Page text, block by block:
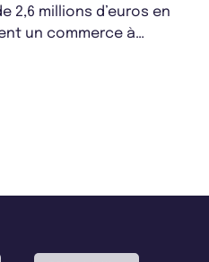
2,6 millions d’euros en
un commerce à
logisti...